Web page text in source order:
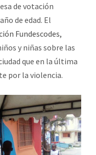
de votación
de edad. El
Fundescodes,
y niñas sobre las
que en la última
por la violencia.